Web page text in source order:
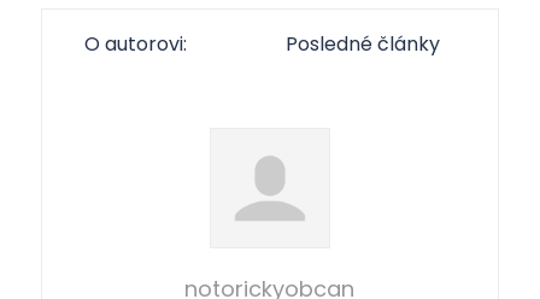
O autorovi: Posledné články
notorickyobcan